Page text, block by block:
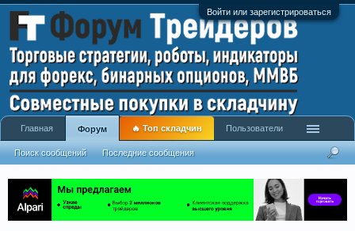
Войти или зарегистрироваться
Главная Форум
Поиск сообщений Последние сообщения
🔥 Топ складчин Пользователи